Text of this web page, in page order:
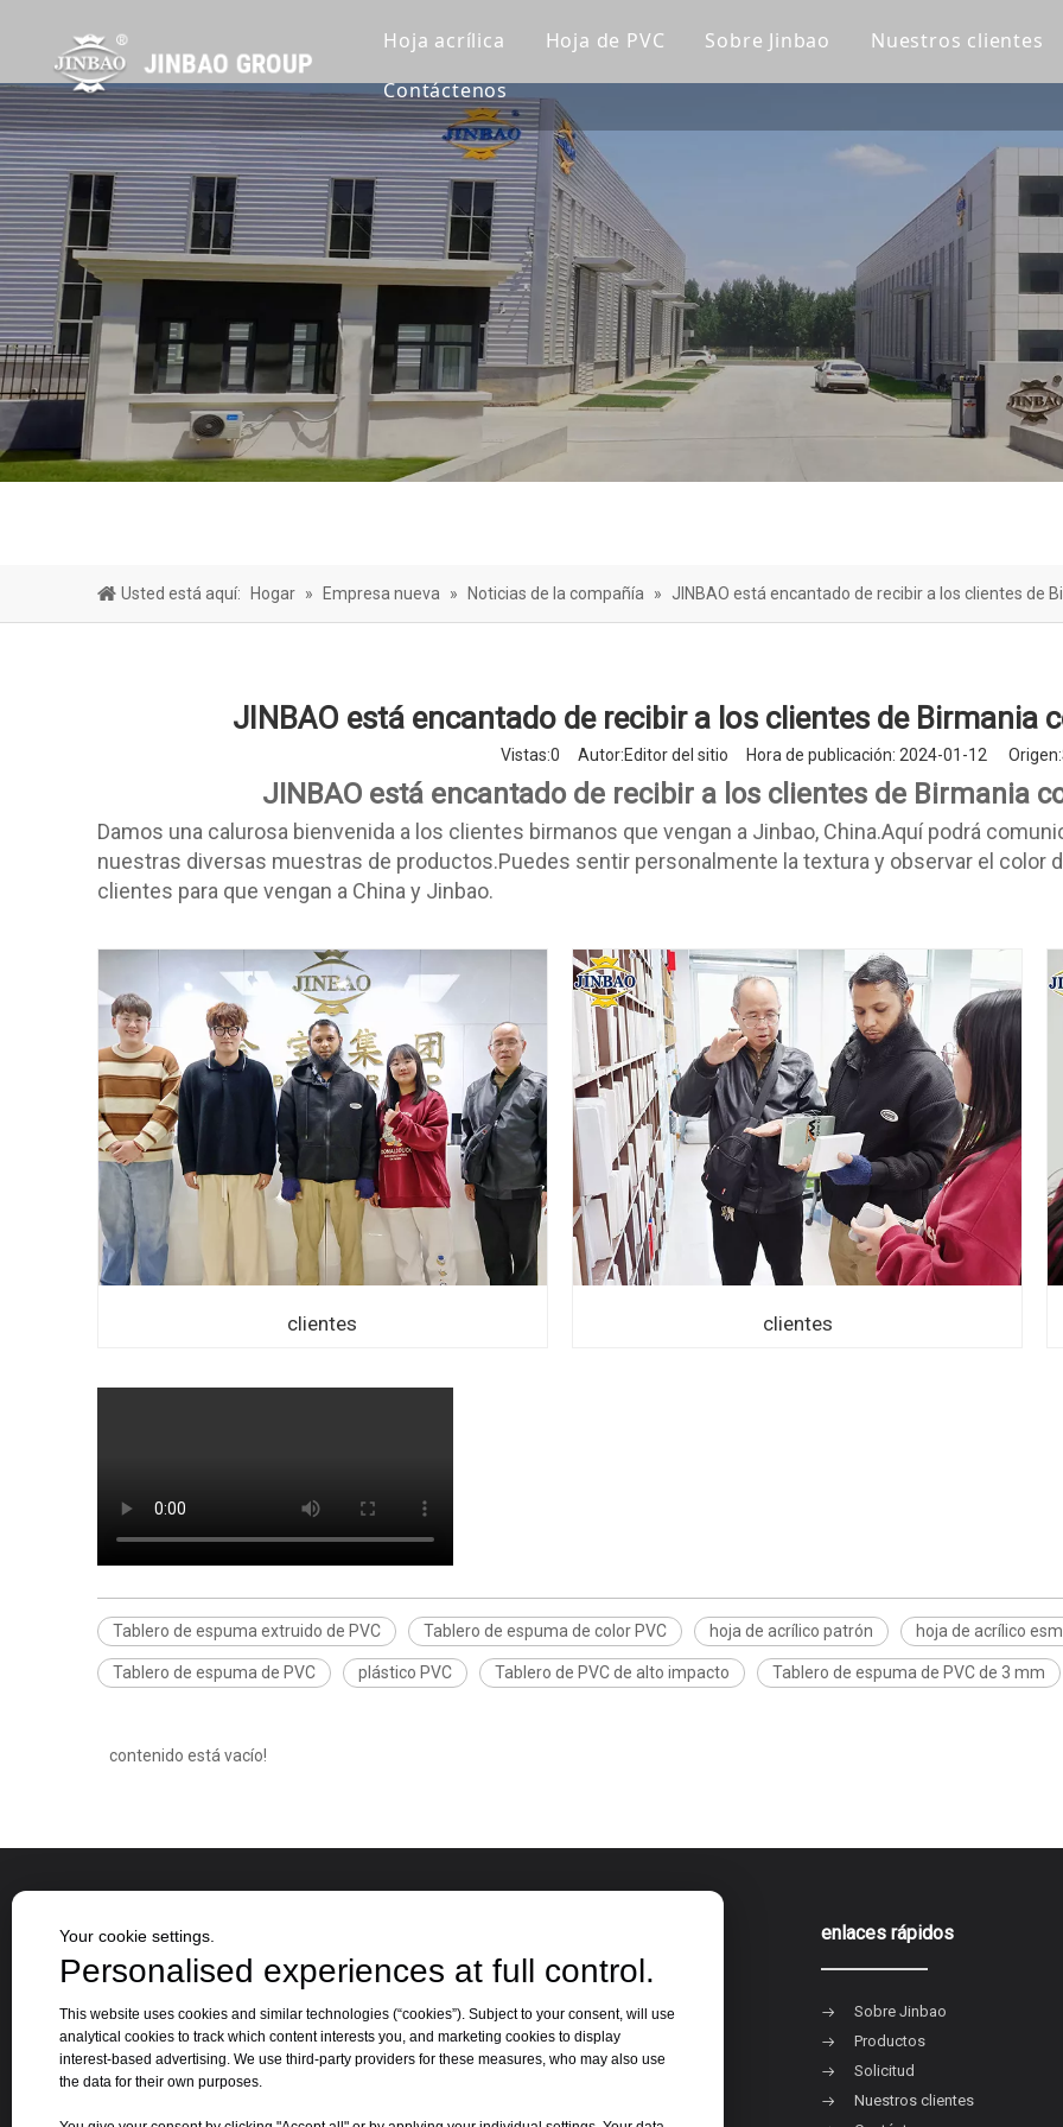
Hoja acrílica
Hoja de acrílico fundido
Hoja de acrílico transparente
Hoja de acrílico de color
Extruir lámina acrílica
Hoja de acrílico esmerilado
Hoja de acrílico espejo
Hoja de acrílico de patrón
Hoja acrílica súper gruesa
Hoja de PVC
Tablero de gabinete de PVC
Tablero de PVC Celuka
Tablero de espuma extruido de PVC
Tablero de espuma sin PVC
Panel de pared de WPC
Panel de pared ultravioleta
Sobre Jinbao
Perfil de la empresa
Línea de fábrica
Certificaciones
Noticias de la compañía
Nuestros clientes
Contáctenos
Usted está aquí: Hogar » Empresa nueva » Noticias de la compañía » JINBAO está encantado de recibir a los clientes de
JINBAO está encantado de recibir a los clientes de Birmania
Vistas:0 Autor:Editor del sitio Hora de publicación: 2024-01-12 Origen:
JINBAO está encantado de recibir a los clientes de Birmania
Damos una calurosa bienvenida a los clientes birmanos que vengan a Jinbao, China.Aquí podrá
nuestras diversas muestras de productos.Puedes sentir personalmente la textura y observar el color
clientes para que vengan a China y Jinbao.
clientes clientes
Tablero de espuma extruido de PVC Tablero de espuma de color PVC hoja de acrílico patrón hoja de acrílico
Tablero de espuma de PVC plástico PVC Tablero de PVC de alto impacto Tablero de espuma de PVC de 3 mm
contenido está vacío!
Sobre nosotros
Jinbao Group se estableció en 1996 y su
oficina central está ubicada en la hermosa
ciudad primaveral de Jinan, provincia de
Shandong.
Hoja acrílica
Tablero de espuma de PVC
Hoja rígida de PVC
enlaces rápidos
Sobre Jinbao
Productos
Solicitud
Nuestros clientes
Your cookie settings.
Personalised experiences at full control.
This website uses cookies and similar technologies (“cookies”). Subject to your consent, will use
analytical cookies to track which content interests you, and marketing cookies to display
interest-based advertising. We use third-party providers for these measures, who may also use
the data for their own purposes.